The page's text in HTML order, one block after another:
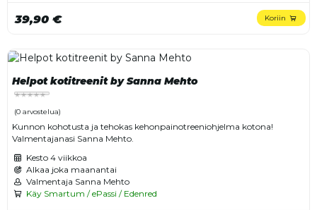
39,90 € Koriin
Helpot kotitreenit by Sanna Mehto
(0 arvostelua)
Kunnon kohotusta ja tehokas kehonpainotreeniohjelma kotona!
Valmentajanasi Sanna Mehto.
Kesto 4 viikkoa
Alkaa joka maanantai
Valmentaja Sanna Mehto
Käy Smartum / ePassi / Edenred